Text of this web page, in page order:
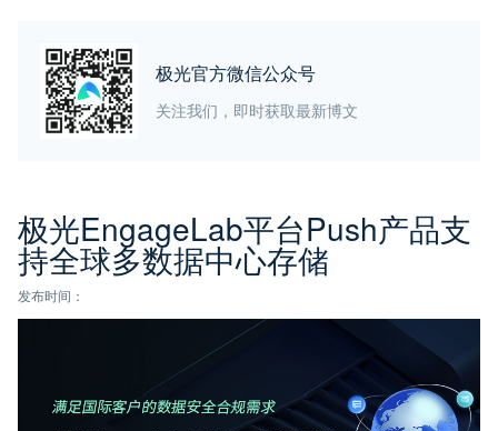
极光EngageLab平台Push产品支
持全球多数据中心存储
发布时间：
极光官方微信公众号
关注我们，即时获取最新博文